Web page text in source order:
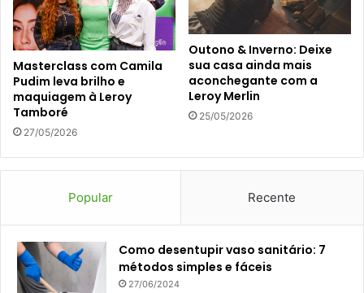
Masterclass com Camila
Pudim leva brilho e
maquiagem à Leroy
Tamboré
27/05/2026
Outono & Inverno: Deixe
sua casa ainda mais
aconchegante com a
Leroy Merlin
25/05/2026
Popular Recente
Como desentupir vaso sanitário: 7
métodos simples e fáceis
27/06/2024